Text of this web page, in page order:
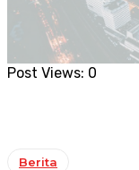
Post Views: 0
Berita